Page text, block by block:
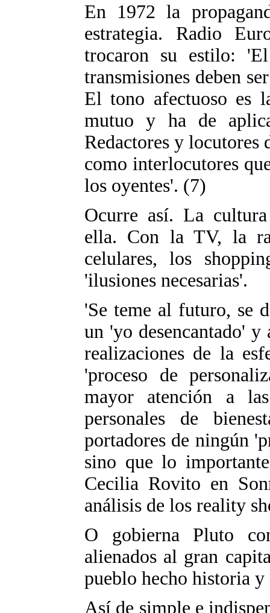
En 1972 la
estrategia. Radio
trocaron su estilo:
transmisiones deben
El tono afectuoso es
mutuo y ha de
Redactores y locutores
como interlocutores
los oyentes'. (7)
Ocurre así. La
ella. Con la TV, la
celulares, los
'ilusiones necesarias'.
'Se teme al futuro, se
un 'yo desencantado' y
realizaciones de la
'proceso de
mayor atención a
personales de
portadores de ningún
sino que lo
Cecilia Rovito en
análisis de los reality
O gobierna Pluto
alienados al gran
pueblo hecho historia
Así de simple e